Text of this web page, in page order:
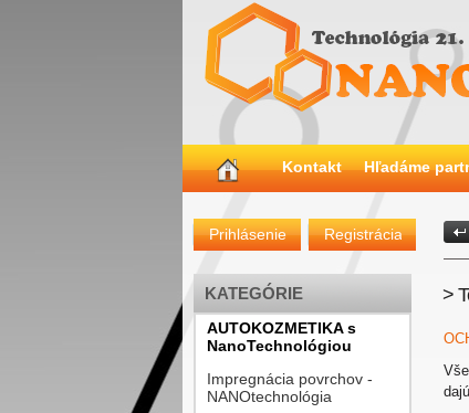
Kontakt Hľadáme
Prihlásenie Registrácia
KATEGÓRIE
AUTOKOZMETIKA s
NanoTechnológiou
Impregnácia povrchov -
NANOtechnológia
>